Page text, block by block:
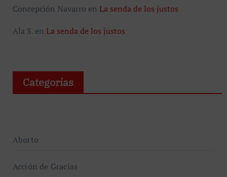
Concepción Navarro en La senda de los justos
Ala S.en La senda de los justos
Categorías
Aborto
Acción de Gracias